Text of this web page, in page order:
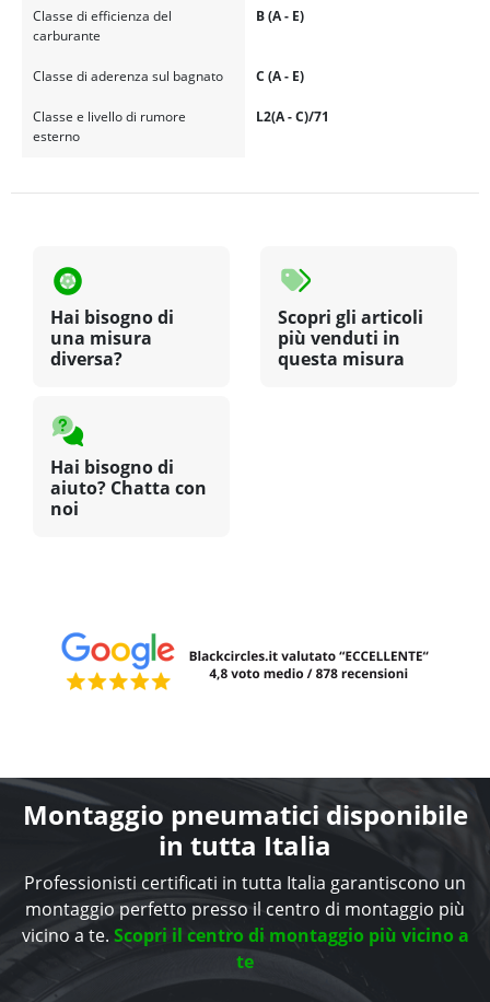
Classe di efficienza del
carburante
B (A - E)
Classe di aderenza sul bagnato C (A - E)
Classe e livello di rumore
esterno
L2(A - C)/71
Hai bisogno di
una misura
diversa?
Scopri gli articoli
più venduti in
questa misura
Hai bisogno di
aiuto? Chatta con
noi
Montaggio pneumatici disponibile
in tutta Italia
Professionisti certificati in tutta Italia garantiscono un
montaggio perfetto presso il centro di montaggio più
vicino a te. Scopri il centro di montaggio più vicino a
te